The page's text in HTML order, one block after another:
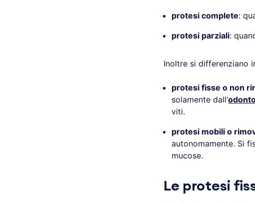
protesi complete:
protesi parziali:
Inoltre si differenziano
protesi fisse o non
solamente dall’
viti.
protesi mobili o
autonomamente. Si
mucose.
Le protesi